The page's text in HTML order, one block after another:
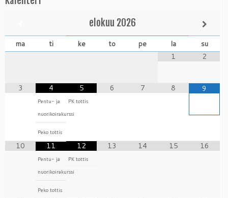
elokuu 2026
ma ti ke to pe la
su
1
2
3 4
Pentu- ja
nuorikoirakurssi
Peko tottis
5
PK tottis
6 7 8 9
10 11
Pentu- ja
nuorikoirakurssi
Peko tottis
12
PK tottis
13 14 15 16